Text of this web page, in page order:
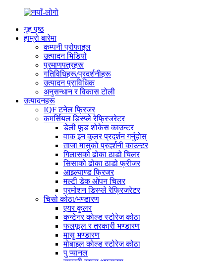
गृह पृष्ठ
हाम्रो बारेमा
कम्पनी प्रोफाइल
उत्पादन भिडियो
प्रमाणपत्रहरू
गतिविधिहरू/प्रदर्शनीहरू
उत्पादन प्राविधिक
अनुसन्धान र विकास टोली
उत्पादनहरू
IQF टनेल फ्रिजर
कमर्सियल डिस्प्ले रेफ्रिजरेटर
डेली फूड शोकेस काउन्टर
वाक इन कूलर प्रदर्शन गर्नुहोस्
ताजा मासुको प्रदर्शनी काउन्टर
गिलासको ढोका ठाडो चिलर
सिसाको ढोका ठाडो फ्रीजर
आइल्याण्ड फ्रिजर
मल्टी डेक ओपन चिलर
प्रमोशन डिस्प्ले रेफ्रिजरेटर
चिसो कोठा/भण्डारण
एयर कुलर
कन्टेनर कोल्ड स्टोरेज कोठा
फलफूल र तरकारी भण्डारण
मासु भण्डारण
मोबाइल कोल्ड स्टोरेज कोठा
पु प्यानल